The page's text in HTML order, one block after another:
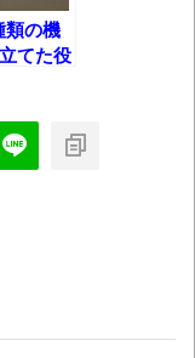
の上流から流
・・・
技www当たり
したら・・・
類の機
てた役